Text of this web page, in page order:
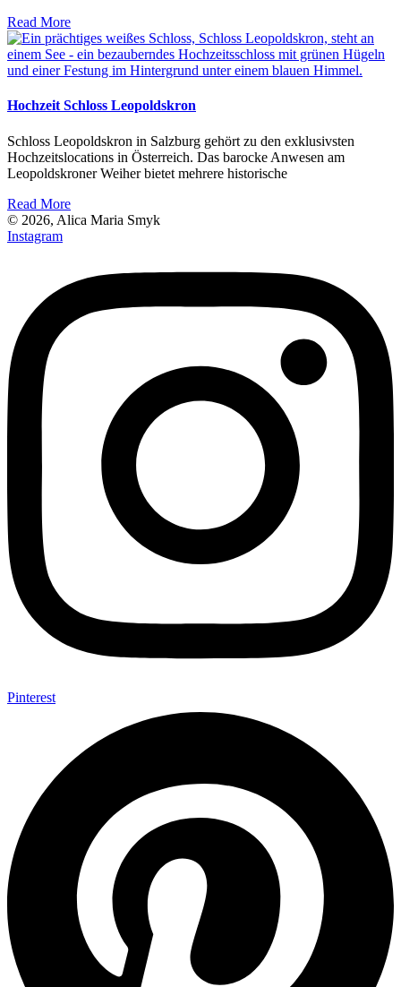
Read More
Hochzeit Schloss Leopoldskron
Schloss Leopoldskron in Salzburg gehört zu den exklusivsten
Hochzeitslocations in Österreich. Das barocke Anwesen am
Leopoldskroner Weiher bietet mehrere historische
Read More
© 2026, Alica Maria Smyk
Instagram
Pinterest